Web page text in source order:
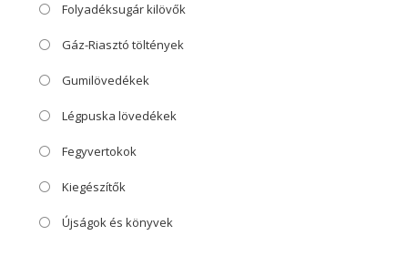
Folyadéksugár kilövők
Gáz-Riasztó töltények
Gumilövedékek
Légpuska lövedékek
Fegyvertokok
Kiegészítők
Újságok és könyvek